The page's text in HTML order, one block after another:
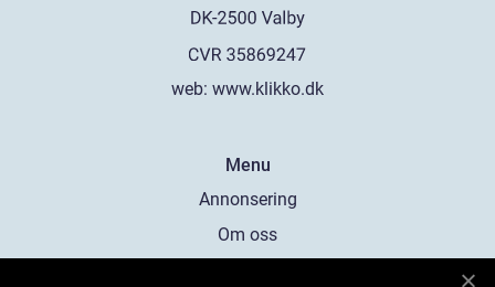
web: www.klikko.dk
Menu
Annonsering
Om oss